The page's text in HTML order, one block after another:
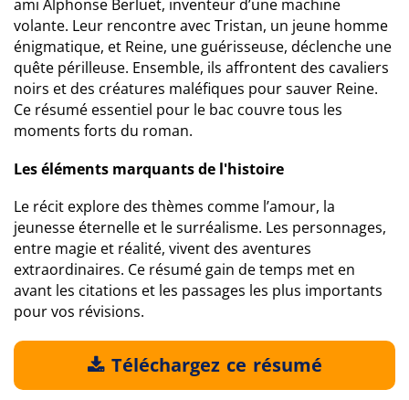
ami Alphonse Berluet, inventeur d’une machine
volante. Leur rencontre avec Tristan, un jeune homme
énigmatique, et Reine, une guérisseuse, déclenche une
quête périlleuse. Ensemble, ils affrontent des cavaliers
noirs et des créatures maléfiques pour sauver Reine.
Ce résumé essentiel pour le bac couvre tous les
moments forts du roman.
Les éléments marquants de l'histoire
Le récit explore des thèmes comme l’amour, la
jeunesse éternelle et le surréalisme. Les personnages,
entre magie et réalité, vivent des aventures
extraordinaires. Ce résumé gain de temps met en
avant les citations et les passages les plus importants
pour vos révisions.
Téléchargez ce résumé